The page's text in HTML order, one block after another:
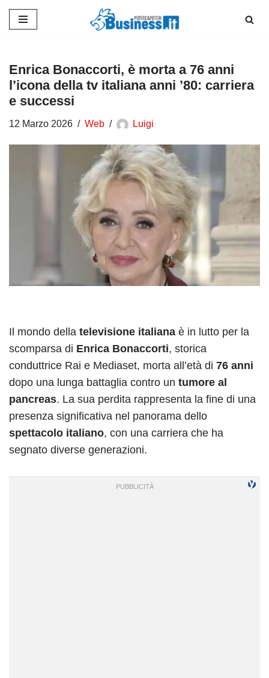
contenuto
Enrica Bonaccorti, è morta a 76 anni
l’icona della tv italiana anni ’80: carriera
e successi
12 Marzo 2026 Web Luigi
Il mondo della televisione italiana è in lutto per la
scomparsa di Enrica Bonaccorti, storica
conduttrice Rai e Mediaset, morta all’età di 76 anni
dopo una lunga battaglia contro un tumore al
pancreas. La sua perdita rappresenta la fine di una
presenza significativa nel panorama dello
spettacolo italiano, con una carriera che ha
segnato diverse generazioni.